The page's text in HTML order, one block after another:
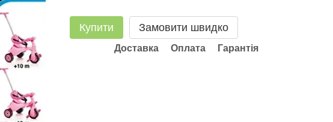
Купити Замовити швидко
Доставка Оплата Гарантія